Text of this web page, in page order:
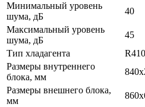
Минимальный уровень
шума, дБ
40
Максимальный уровень
шума, дБ
45
Тип хладагента
Размеры внутреннего
блока, мм
Размеры внешнего блока,
мм